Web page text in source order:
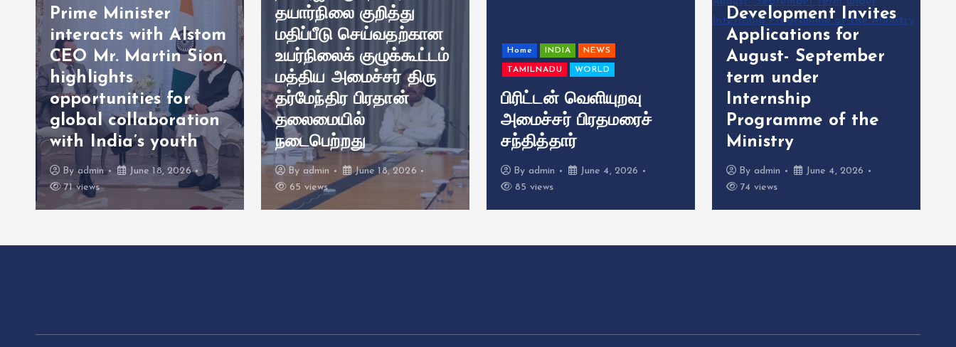
Prime Minister
interacts with Alstom
CEO Mr. Martin Sion,
highlights
opportunities for
global collaboration
with India’s youth
Byadmin
June 18, 2026
71 views
தயார்நிலை குறித்து
மதிப்பீடு செய்வதற்கான
உயர்நிலைக் குழுக்கூட்டம்
மத்திய அமைச்சர் திரு
தர்மேந்திர பிரதான்
தலைமையில்
நடைபெற்றது
By admin
June 18, 2026
65 views
Home INDIA NEWS
TAMILNADU WORLD
பிரிட்டன் வெளியுறவு
அமைச்சர் பிரதமரைச்
சந்தித்தார்
By admin
June 4, 2026
85 views
Development Invites
Applications for
August- September
term under
Internship
Programme of the
Ministry
By admin
June 4, 2026
74 views